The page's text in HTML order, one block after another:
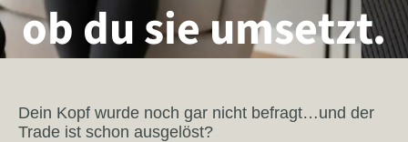
ob du sie umsetzt.
Dein Kopf wurde noch gar nicht befragt…und der
Trade ist schon ausgelöst?